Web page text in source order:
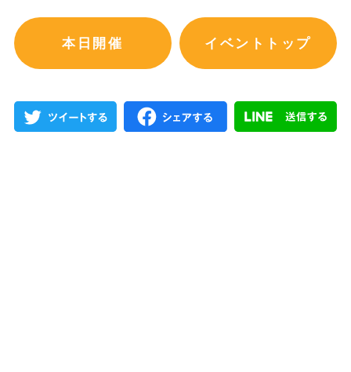
本日開催 イベントトップ